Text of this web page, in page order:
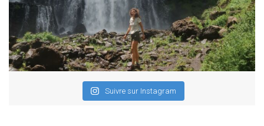
Suivre sur Instagram